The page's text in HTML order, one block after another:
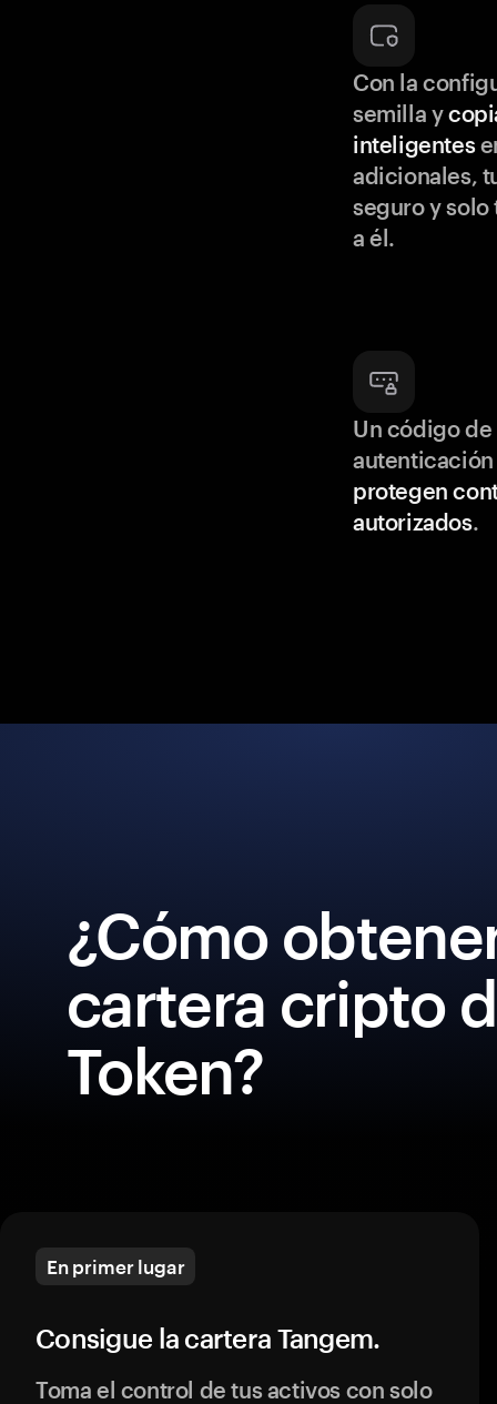
Con la
semilla y
inteligentes
adicionales,
seguro y
a él.
Un código de
protegen
autorizados.
¿Cómo
cartera cripto
Token?
En primer lugar
Consigue la cartera Tangem.
Toma el control de tus activos con solo